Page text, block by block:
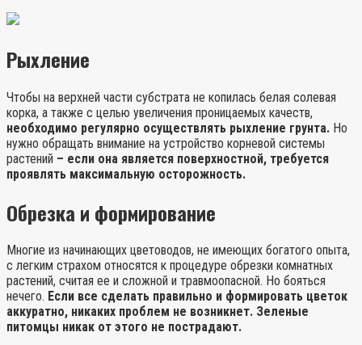
Рыхление
Чтобы на верхней части субстрата не копилась белая солевая
корка, а также с целью увеличения проницаемых качеств,
необходимо регулярно осуществлять рыхление грунта. Но
нужно обращать внимание на устройство корневой системы
растений – если она является поверхностной, требуется
проявлять максимальную осторожность.
Обрезка и формирование
Многие из начинающих цветоводов, не имеющих богатого опыта,
с легким страхом относятся к процедуре обрезки комнатных
растений, считая ее и сложной и травмоопасной. Но бояться
нечего. Если все сделать правильно и формировать цветок
аккуратно, никаких проблем не возникнет. Зеленые
питомцы никак от этого не пострадают.